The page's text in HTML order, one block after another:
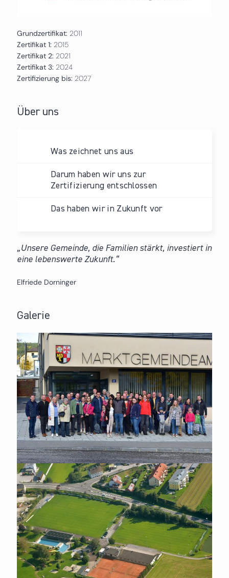
Grundzertifikat: 2011
Zertifikat 1: 2015
Zertifikat 2: 2021
Zertifikat 3: 2024
Zertifizierung bis: 2027
Über uns
Was zeichnet uns aus
Darum haben wir uns zur
Zertifizierung entschlossen
Das haben wir in Zukunft vor
Unsere Gemeinde, die Familien stärkt, investiert in
eine lebenswerte Zukunft.
Elfriede Dorninger
Galerie